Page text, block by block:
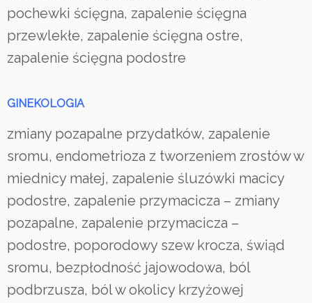
pochewki ścięgna, zapalenie ścięgna
przewlekłe, zapalenie ścięgna ostre,
zapalenie ścięgna podostre
GINEKOLOGIA
zmiany pozapalne przydatków, zapalenie
sromu, endometrioza z tworzeniem zrostów w
miednicy małej, zapalenie śluzówki macicy
podostre, zapalenie przymacicza – zmiany
pozapalne, zapalenie przymacicza –
podostre, poporodowy szew krocza, świąd
sromu, bezpłodność jajowodowa, ból
podbrzusza, ból w okolicy krzyżowej